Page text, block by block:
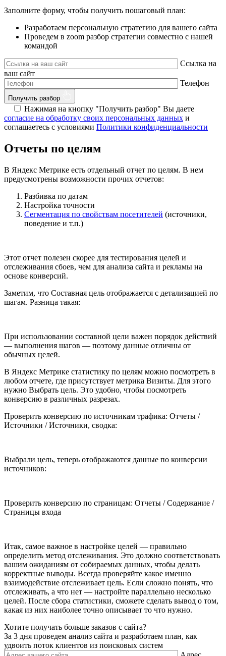
Заполните форму, чтобы получить пошаговый план:
Разработаем персональную стратегию для вашего сайта
Проведем в zoom разбор стратегии совместно с нашей
командой
Ссылка на
ваш сайт
Телефон
Получить разбор
Нажимая на кнопку "Получить разбор" Вы даете
согласие на обработку своих персональных данных и
соглашаетесь с условиями Политики конфиденциальности
Отчеты по целям
В Яндекс Метрике есть отдельный отчет по целям. В нем
предусмотрены возможности прочих отчетов:
Разбивка по датам
Настройка точности
Сегментация по свойствам посетителей (источники,
поведение и т.п.)
Этот отчет полезен скорее для тестирования целей и
отслеживания сбоев, чем для анализа сайта и рекламы на
основе конверсий.
Заметим, что Составная цель отображается с детализацией по
шагам. Разница такая:
При использовании составной цели важен порядок действий
— выполнения шагов — поэтому данные отличны от
обычных целей.
В Яндекс Метрике статистику по целям можно посмотреть в
любом отчете, где присутствует метрика Визиты. Для этого
нужно Выбрать цель. Это удобно, чтобы посмотреть
конверсию в различных разрезах.
Проверить конверсию по источникам трафика: Отчеты /
Источники / Источники, сводка:
Выбрали цель, теперь отображаются данные по конверсии
источников:
Проверить конверсию по страницам: Отчеты / Содержание /
Страницы входа
Итак, самое важное в настройке целей — правильно
определить метод отслеживания. Это должно соответствовать
вашим ожиданиям от собираемых данных, чтобы делать
корректные выводы. Всегда проверяйте какое именно
взаимодействие отслеживает цель. Если сложно понять, что
отслеживать, а что нет — настройте параллельно несколько
целей. После сбора статистики, сможете сделать вывод о том,
какая из них наиболее точно описывает то что нужно.
Хотите получать больше заказов с сайта?
За 3 дня проведем анализ сайта и разработаем план, как
удвоить поток клиентов из поисковых систем